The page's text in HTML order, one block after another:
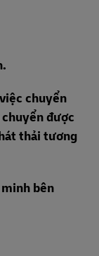
chuyển
được
thải tương
bên